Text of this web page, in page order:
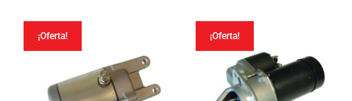
¡Oferta! ¡Oferta!